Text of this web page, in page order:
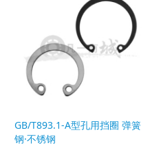
GB/T893.1-A型孔用挡圈 弹簧
钢·不锈钢